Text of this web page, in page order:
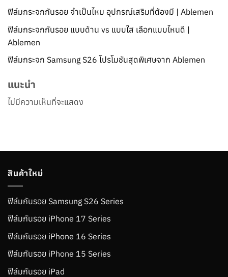
ฟิล์มกระจกกันรอย จำเป็นไหม อุปกรณ์เสริมที่ต้องมี | Ablemen
ฟิล์มกระจกกันรอย แบบด้าน vs แบบใส เลือกแบบไหนดี |
Ablemen
ฟิล์มกระจก Samsung S26 โปรโมชันสุดพิเศษจาก Ablemen
แนะนำ
ไม่มีความเห็นที่จะแสดง
สินค้าใหม่
ฟิล์มกันรอย Samsung S26 Series
ฟิล์มกันรอย iPhone 17 Series
ฟิล์มกันรอย iPhone 16 Series
ฟิล์มกันรอย iPhone 15 Series
ฟิล์มกันรอย iPad